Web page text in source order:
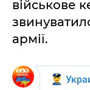
військове
армії.